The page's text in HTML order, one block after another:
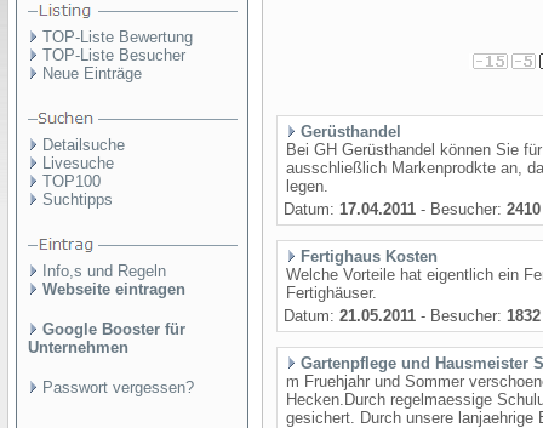
TOP-Liste Bewertung
TOP-Liste Besucher
Neue Einträge
Detailsuche
Livesuche
TOP100
Suchtipps
Info,s und Regeln
Webseite eintragen
Google Booster für
Unternehmen
Passwort vergessen?
Gerüsthandel
Bei GH Gerüsthandel können Sie
ausschließlich Markenprodkte an,
legen.
Datum: 17.04.2011 - Besucher: 2410
Fertighaus Kosten
Welche Vorteile hat eigentlich ein
Fertighäuser.
Datum: 21.05.2011 - Besucher: 1832
Gartenpflege und Hausmeister
m Fruehjahr und Sommer
Hecken.Durch regelmaessige
gesichert. Durch unsere